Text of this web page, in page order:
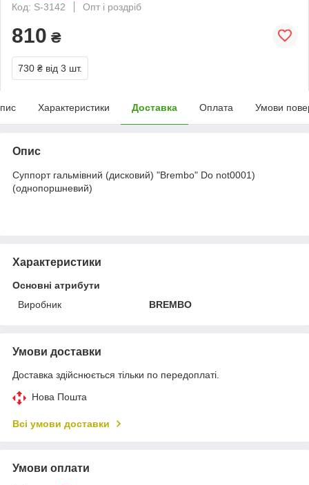
Код: S-3142
Опт і роздріб
810 ₴
730 ₴ від 3 шт.
Характеристики Доставка Оплата Умови
Опис
Суппорт гальмівний (дисковий) "Brembo" Do not0001)
(однопоршневий)
Характеристики
Основні атрибути
Виробник
BREMBO
Умови доставки
Доставка здійснюється тільки по передоплаті.
Нова Пошта
Всі умови доставки
Умови оплати